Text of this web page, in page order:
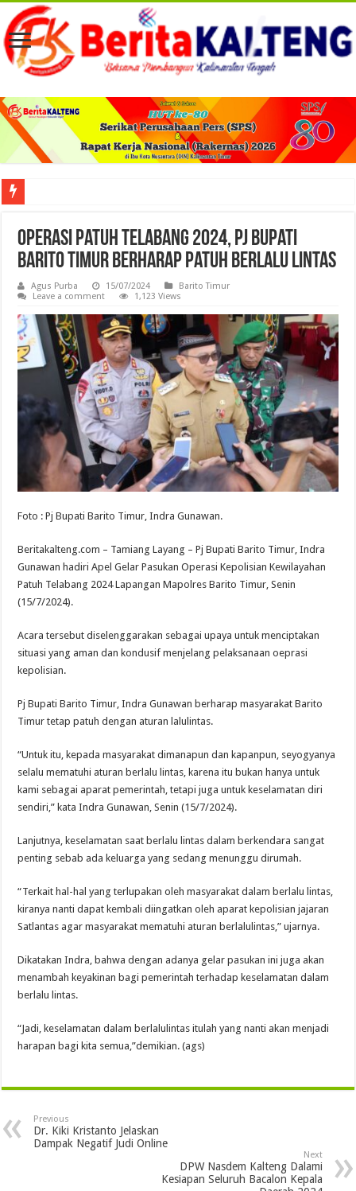
Operasi Patuh Telabang 2024, Pj Bupati
Barito Timur Berharap Patuh Berlalu Lintas
Agus Purba 15/07/2024
Barito Timur
Leave a comment
1,123 Views
Foto : Pj Bupati Barito Timur, Indra Gunawan.
Beritakalteng.com – Tamiang Layang – Pj Bupati Barito Timur, Indra
Gunawan hadiri Apel Gelar Pasukan Operasi Kepolisian Kewilayahan
Patuh Telabang 2024 Lapangan Mapolres Barito Timur, Senin
(15/7/2024).
Acara tersebut diselenggarakan sebagai upaya untuk menciptakan
situasi yang aman dan kondusif menjelang pelaksanaan oeprasi
kepolisian.
Pj Bupati Barito Timur, Indra Gunawan berharap masyarakat Barito
Timur tetap patuh dengan aturan lalulintas.
“Untuk itu, kepada masyarakat dimanapun dan kapanpun, seyogyanya
selalu mematuhi aturan berlalu lintas, karena itu bukan hanya untuk
kami sebagai aparat pemerintah, tetapi juga untuk keselamatan diri
sendiri,” kata Indra Gunawan, Senin (15/7/2024).
Lanjutnya, keselamatan saat berlalu lintas dalam berkendara sangat
penting sebab ada keluarga yang sedang menunggu dirumah.
“Terkait hal-hal yang terlupakan oleh masyarakat dalam berlalu lintas,
kiranya nanti dapat kembali diingatkan oleh aparat kepolisian jajaran
Satlantas agar masyarakat mematuhi aturan berlalulintas,” ujarnya.
Dikatakan Indra, bahwa dengan adanya gelar pasukan ini juga akan
menambah keyakinan bagi pemerintah terhadap keselamatan dalam
berlalu lintas.
“Jadi, keselamatan dalam berlalulintas itulah yang nanti akan menjadi
harapan bagi kita semua,”demikian. (ags)
Previous
Dr. Kiki Kristanto Jelaskan
Dampak Negatif Judi Online
Next
DPW Nasdem Kalteng Dalami
Kesiapan Seluruh Bacalon Kepala